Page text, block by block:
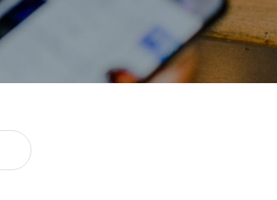
顶部